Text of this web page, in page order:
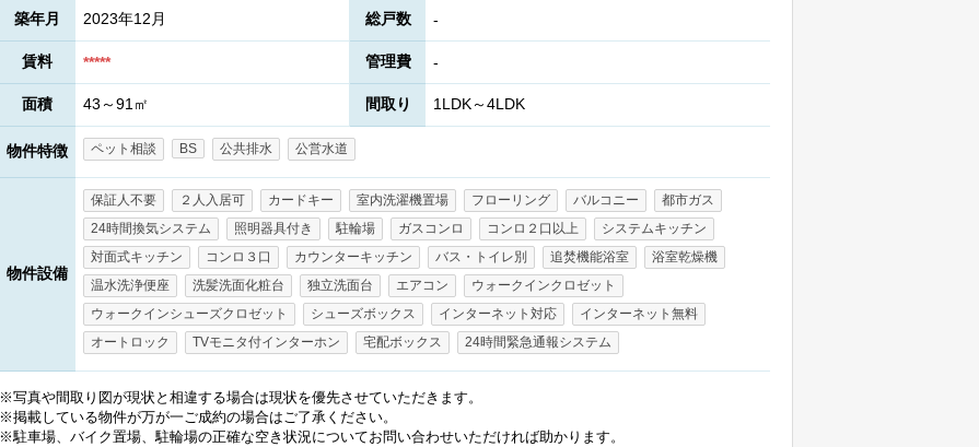
築年月 2023年12月 総戸数 -
賃料 ***** 管理費 -
面積 43～91㎡ 間取り 1LDK～4LDK
物件特徴 ペット相談 BS 公共排水 公営水道
物件設備
保証人不要 ２人入居可 カードキー 室内洗濯機置場 フローリング バルコニー
都市ガス
24時間換気システム
照明器具付き 駐輪場 ガスコンロ コンロ２口以上
システムキッチン
対面式キッチン
コンロ３口 カウンターキッチン バス・トイレ別 追焚機能浴室
浴室乾燥機
温水洗浄便座
洗髪洗面化粧台 独立洗面台 エアコン
ウォークインクロゼット
ウォークインシューズクロゼット
シューズボックス インターネット対応
インターネット無料
オートロック
TVモニタ付インターホン 宅配ボックス 24時間緊急通報システム
※写真や間取り図が現状と相違する場合は現状を優先させていただきます。
※掲載している物件が万が一ご成約の場合はご了承ください。
※駐車場、バイク置場、駐輪場の正確な空き状況についてお問い合わせいただければ助かります。